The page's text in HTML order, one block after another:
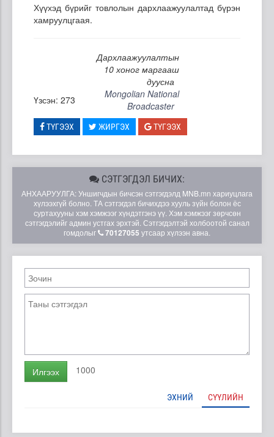
Хүүхэд бүрийг товлолын дархлаажуулалтад бүрэн
хамруулцгаая.
Дархлаажуулалтын
10 хоног маргааш
дуусна
Үзсэн: 273
Mongolian National
Broadcaster
ТҮГЭЭХ ЖИРГЭХ ТҮГЭЭХ
СЭТГЭГДЭЛ БИЧИХ:
АНХААРУУЛГА: Уншигчдын бичсэн сэтгэгдэлд MNB.mn хариуцлага
хүлээхгүй болно. ТА сэтгэгдэл бичихдээ хууль зүйн болон ёс
суртахууны хэм хэмжээг хүндэтгэнэ үү. Хэм хэмжээг зөрчсөн
сэтгэгдэлийг админ устгах эрхтэй. Сэтгэгдэлтэй холбоотой санал
гомдолыг
70127055 утсаар хүлээн авна.
Илгээх 1000
ЭХНИЙ СҮҮЛИЙН